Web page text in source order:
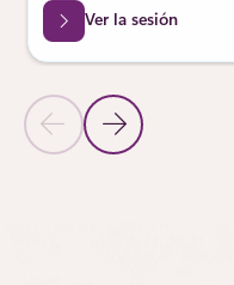
Diapositiva anterior
Diapositiva
Ver la sesión